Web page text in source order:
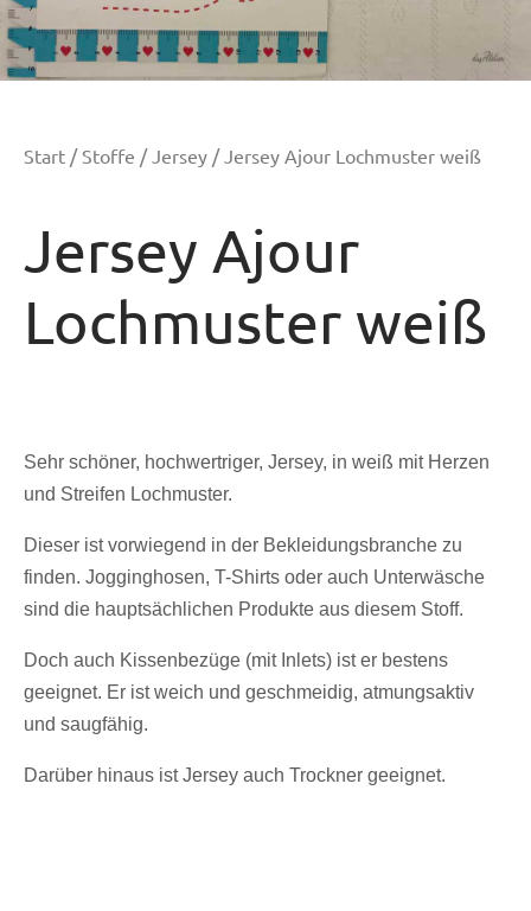
Start / Stoffe / Jersey / Jersey Ajour Lochmuster weiß
Jersey Ajour
Lochmuster weiß
Sehr schöner, hochwertriger, Jersey, in weiß mit Herzen
und Streifen Lochmuster.
Dieser ist vorwiegend in der Bekleidungsbranche zu
finden. Jogginghosen, T-Shirts oder auch Unterwäsche
sind die hauptsächlichen Produkte aus diesem Stoff.
Doch auch Kissenbezüge (mit Inlets) ist er bestens
geeignet. Er ist weich und geschmeidig, atmungsaktiv
und saugfähig.
Darüber hinaus ist Jersey auch Trockner geeignet.